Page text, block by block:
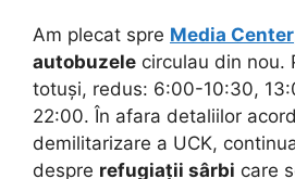
Am plecat spre Media Center
autobuzele circulau din nou.
totuși, redus: 6:00-10:30,
22:00. În afara detaliilor
demilitarizare a UCK,
despre refugiații sârbi care